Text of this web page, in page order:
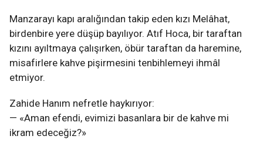
Manzarayı kapı aralığından takip eden kızı Melâhat,
birdenbire yere düşüp bayılıyor. Atıf Hoca, bir taraftan
kızını ayıltmaya çalışırken, öbür taraftan da haremine,
misafirlere kahve pişirmesini tenbihlemeyi ihmâl
etmiyor.
Zahide Hanım nefretle haykırıyor:
— «Aman efendi, evimizi basanlara bir de kahve mi
ikram edeceğiz?»